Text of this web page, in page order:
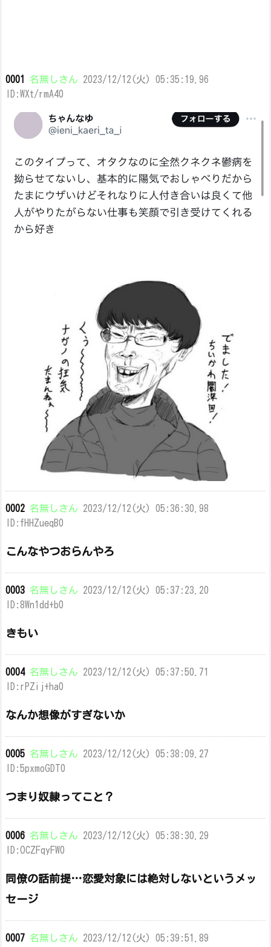
0001 名無しさん 2023/12/12(火) 05:35:19.96
ID:WXt/rmA40
0002 名無しさん 2023/12/12(火) 05:36:30.98
ID:fHHZueqB0
こんなやつおらんやろ
0003 名無しさん 2023/12/12(火) 05:37:23.20
ID:8Wn1dd+b0
きもい
0004 名無しさん 2023/12/12(火) 05:37:50.71
ID:rPZij+ha0
なんか想像がすぎないか
0005 名無しさん 2023/12/12(火) 05:38:09.27
ID:5pxmoGDT0
つまり奴隷ってこと？
0006 名無しさん 2023/12/12(火) 05:38:30.29
ID:OCZFqyFW0
同僚の話前提…恋愛対象には絶対しないというメッ
セージ
0007 名無しさん 2023/12/12(火) 05:39:51.89